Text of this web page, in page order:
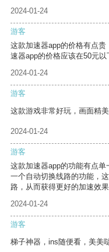
2024-01-24
游客
这款加速器app的价格有点
速器app的价格应该在50元以
2024-01-24
游客
这款游戏非常好玩，画面精美
2024-01-24
游客
这款加速器app的功能有点
一个自动切换线路的功能，
路，从而获得更好的加速效果
2024-01-24
游客
梯子神器，ins随便看，美美